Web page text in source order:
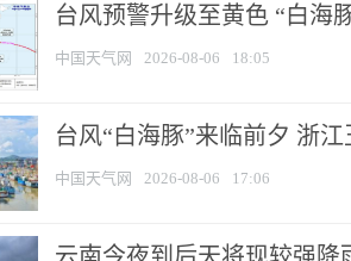
台风预警升级至黄色 “白海
中国天气网 2026-08-06 18:05
台风“白海豚”来临前夕 浙
中国天气网 2026-08-06 17:06